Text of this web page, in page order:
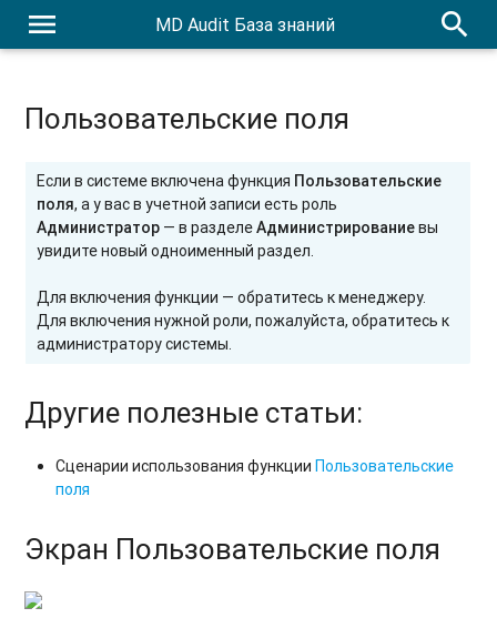
menu MD Audit База знаний search
Пользовательские поля
Если в системе включена функция Пользовательские
поля, а у вас в учетной записи есть роль
Администратор — в разделеАдминистрированиевы
увидите новый одноименный раздел.
Для включения функции — обратитесь к менеджеру.
Для включения нужной роли, пожалуйста, обратитесь к
администратору системы.
Другие полезные статьи:
Сценарии использования функцииПользовательские
поля
Экран Пользовательские поля